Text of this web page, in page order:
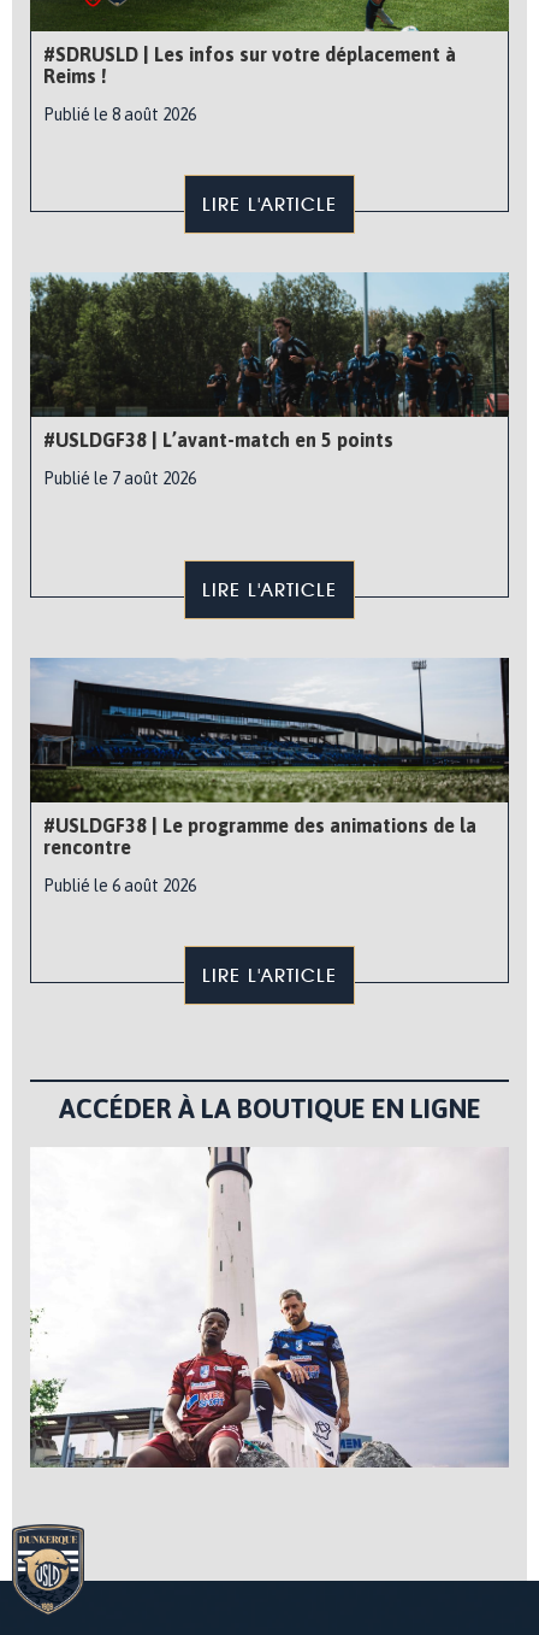
#SDRUSLD | Les infos sur votre déplacement à
Reims !
Publié le 8 août 2026
LIRE L'ARTICLE
#USLDGF38 | L’avant-match en 5 points
Publié le 7 août 2026
LIRE L'ARTICLE
#USLDGF38 | Le programme des animations de la
rencontre
Publié le 6 août 2026
LIRE L'ARTICLE
ACCÉDER À LA BOUTIQUE EN LIGNE